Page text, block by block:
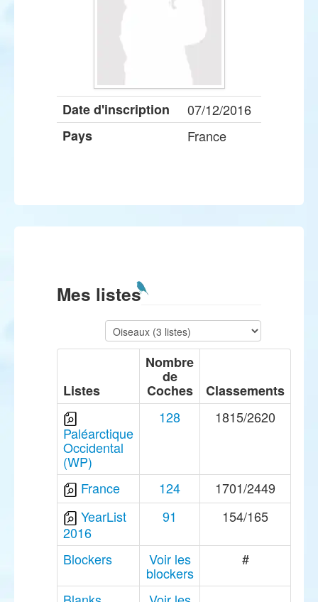
Date d'inscription
07/12/2016
Pays
France
Mes listes
Listes
Nombre
de
Coches Classements
Paléarctique
Occidental
(WP)
128 1815/2620
France 124
1701/2449
YearList
2016
91 154/165
Blockers Voir les
blockers
#